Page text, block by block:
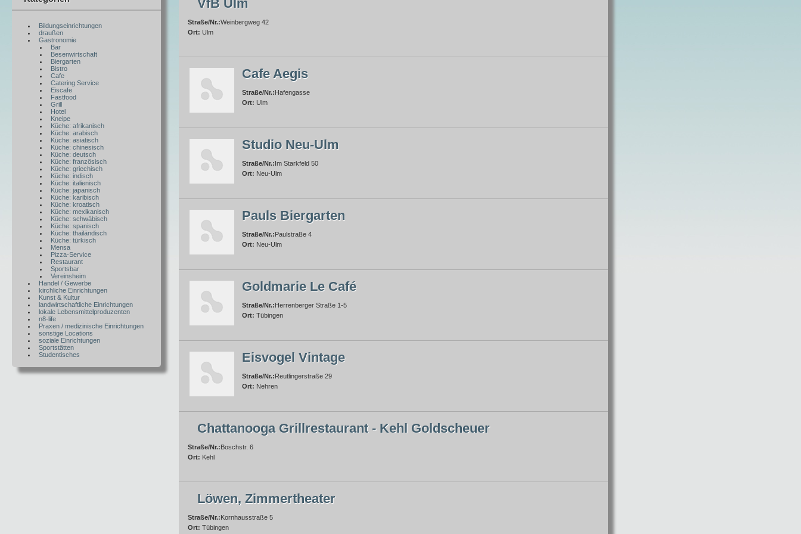
Bildungseinrichtungen
draußen
Gastronomie
Bar
Besenwirtschaft
Biergarten
Bistro
Cafe
Catering Service
Eiscafe
Fastfood
Grill
Hotel
Kneipe
Küche: afrikanisch
Küche: arabisch
Küche: asiatisch
Küche: chinesisch
Küche: deutsch
Küche: französisch
Küche: griechisch
Küche: indisch
Küche: italienisch
Küche: japanisch
Küche: karibisch
Küche: kroatisch
Küche: mexikanisch
Küche: schwäbisch
Küche: spanisch
Küche: thailändisch
Küche: türkisch
Mensa
Pizza-Service
Restaurant
Sportsbar
Vereinsheim
Handel / Gewerbe
kirchliche Einrichtungen
Kunst & Kultur
landwirtschaftliche Einrichtungen
lokale Lebensmittelproduzenten
n8-life
Praxen / medizinische Einrichtungen
sonstige Locations
soziale Einrichtungen
Sportstätten
Studentisches
VfB Ulm
Straße/Nr.:Weinbergweg 42
Ort: Ulm
Cafe Aegis
Straße/Nr.:Hafengasse
Ort: Ulm
Studio Neu-Ulm
Straße/Nr.:Im Starkfeld 50
Ort: Neu-Ulm
Pauls Biergarten
Straße/Nr.:Paulstraße 4
Ort: Neu-Ulm
Goldmarie Le Café
Straße/Nr.:Herrenberger Straße 1-5
Ort: Tübingen
Eisvogel Vintage
Straße/Nr.:Reutlingerstraße 29
Ort: Nehren
Chattanooga Grillrestaurant - Kehl Goldscheuer
Straße/Nr.:Boschstr. 6
Ort: Kehl
Löwen, Zimmertheater
Straße/Nr.:Kornhausstraße 5
Ort: Tübingen